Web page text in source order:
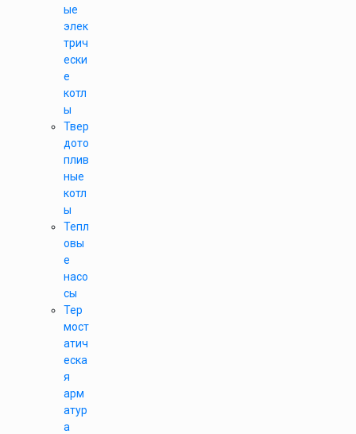
ые
элек
трич
ески
е
котл
ы
Твер
дото
плив
ные
котл
ы
Тепл
овы
е
насо
сы
Тер
мост
атич
еска
я
арм
атур
а